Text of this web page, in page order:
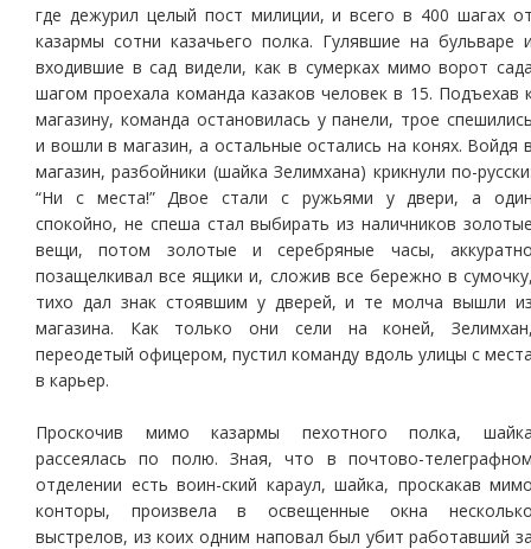
где дежурил целый пост милиции, и всего в 400 шагах
казармы сотни казачьего полка. Гулявшие на бульваре
входившие в сад видели, как в сумерках мимо ворот
шагом проехала команда казаков человек в 15. Подъехав
магазину, команда остановилась у панели, трое
и вошли в магазин, а остальные остались на конях. Войдя
магазин, разбойники (шайка Зелимхана) крикнули по-
“Ни с места!” Двое стали с ружьями у двери, а
спокойно, не спеша стал выбирать из наличников
вещи, потом золотые и серебряные часы,
позащелкивал все ящики и, сложив все бережно в
тихо дал знак стоявшим у дверей, и те молча вышли
магазина. Как только они сели на коней,
переодетый офицером, пустил команду вдоль улицы с
в карьер.
Проскочив мимо казармы пехотного полка,
рассеялась по полю. Зная, что в почтово-
отделении есть воин-ский караул, шайка, проскакав
конторы, произвела в освещенные окна
выстрелов, из коих одним наповал был убит работавший